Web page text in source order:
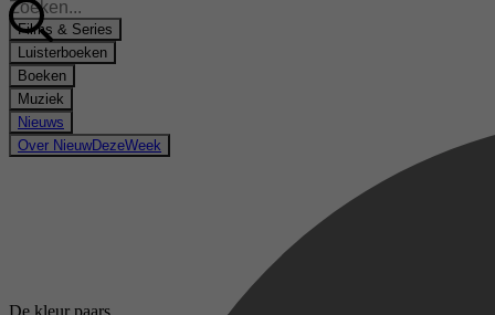
Films & Series
Luisterboeken
Boeken
Muziek
Nieuws
Over NieuwDezeWeek
De kleur paars